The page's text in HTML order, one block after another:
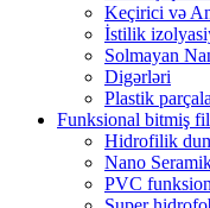
Keçirici və
İstilik
Solmayan
Digərləri
Plastik
Funksional bitmiş
Hidrofilik
Nano
PVC